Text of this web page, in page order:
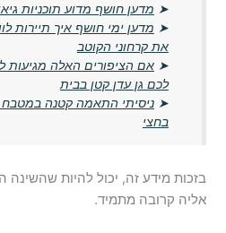
➤ מדען חושף מדוע תוכניות
➤ מדען ימי חושף איך תיירות
את קרחוני הקוטב
➤אם הציפורים האלה מגיעות
לכם גן עדן קטן בבית
➤ניסיתי התאמה קטנה במטבח
בחצי
בזכות מידע זה, יכול להיות
אליה קרובה מתמיד.